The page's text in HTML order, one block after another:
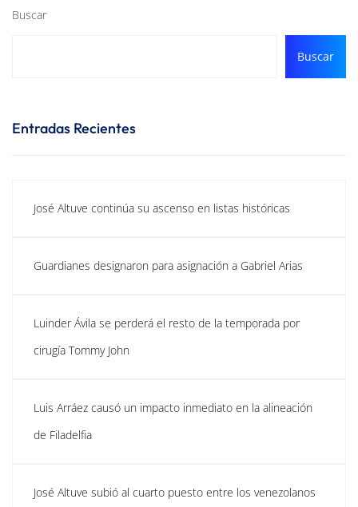
Buscar
Buscar
Entradas Recientes
José Altuve continúa su ascenso en listas históricas
Guardianes designaron para asignación a Gabriel Arias
Luinder Ávila se perderá el resto de la temporada por
cirugía Tommy John
Luis Arráez causó un impacto inmediato en la alineación
de Filadelfia
José Altuve subió al cuarto puesto entre los venezolanos